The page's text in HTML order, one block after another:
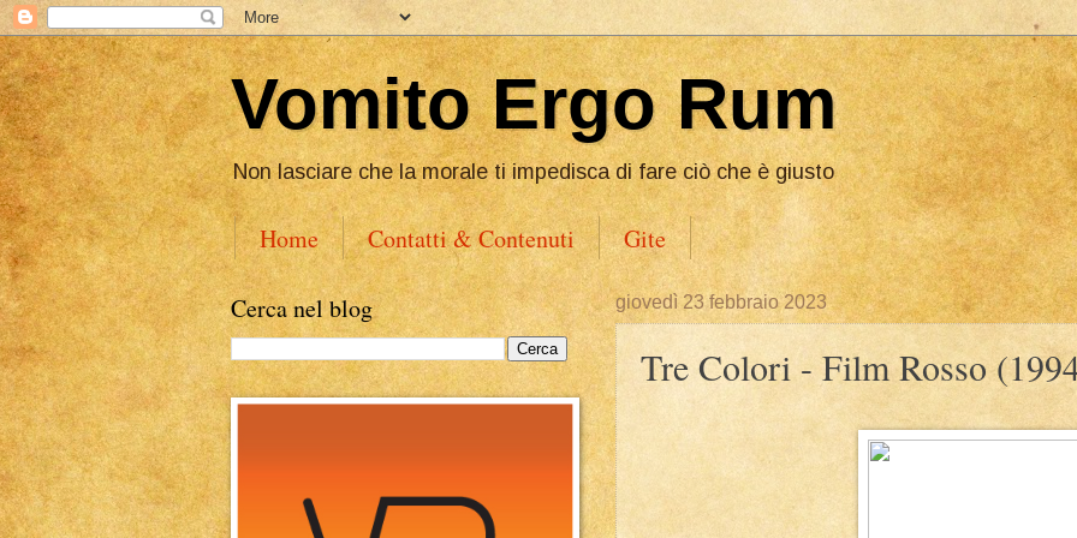
Vomito Ergo Rum
Non lasciare che la morale ti impedisca di fare ciò che è giusto
Home Contatti & Contenuti Gite
giovedì 23 febbraio 2023
Tre Colori - Film Rosso
Cerca nel blog